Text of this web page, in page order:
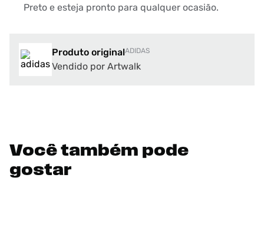
Preto e esteja pronto para qualquer ocasião.
Produto originalADIDAS
Vendido por Artwalk
Você também pode
gostar